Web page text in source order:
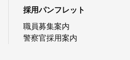
採用パンフレット
職員募集案内
警察官採用案内